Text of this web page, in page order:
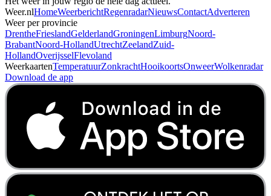
Weer.nlHomeWeerberichtRegenradarNieuwsContactAdverteren
Weer per provincie
DrentheFrieslandGelderlandGroningenLimburgNoord-
BrabantNoord-HollandUtrechtZeelandZuid-
HollandOverijsselFlevoland
WeerkaartenTemperatuurZonkrachtHooikoortsOnweerWolkenradar
Download de app